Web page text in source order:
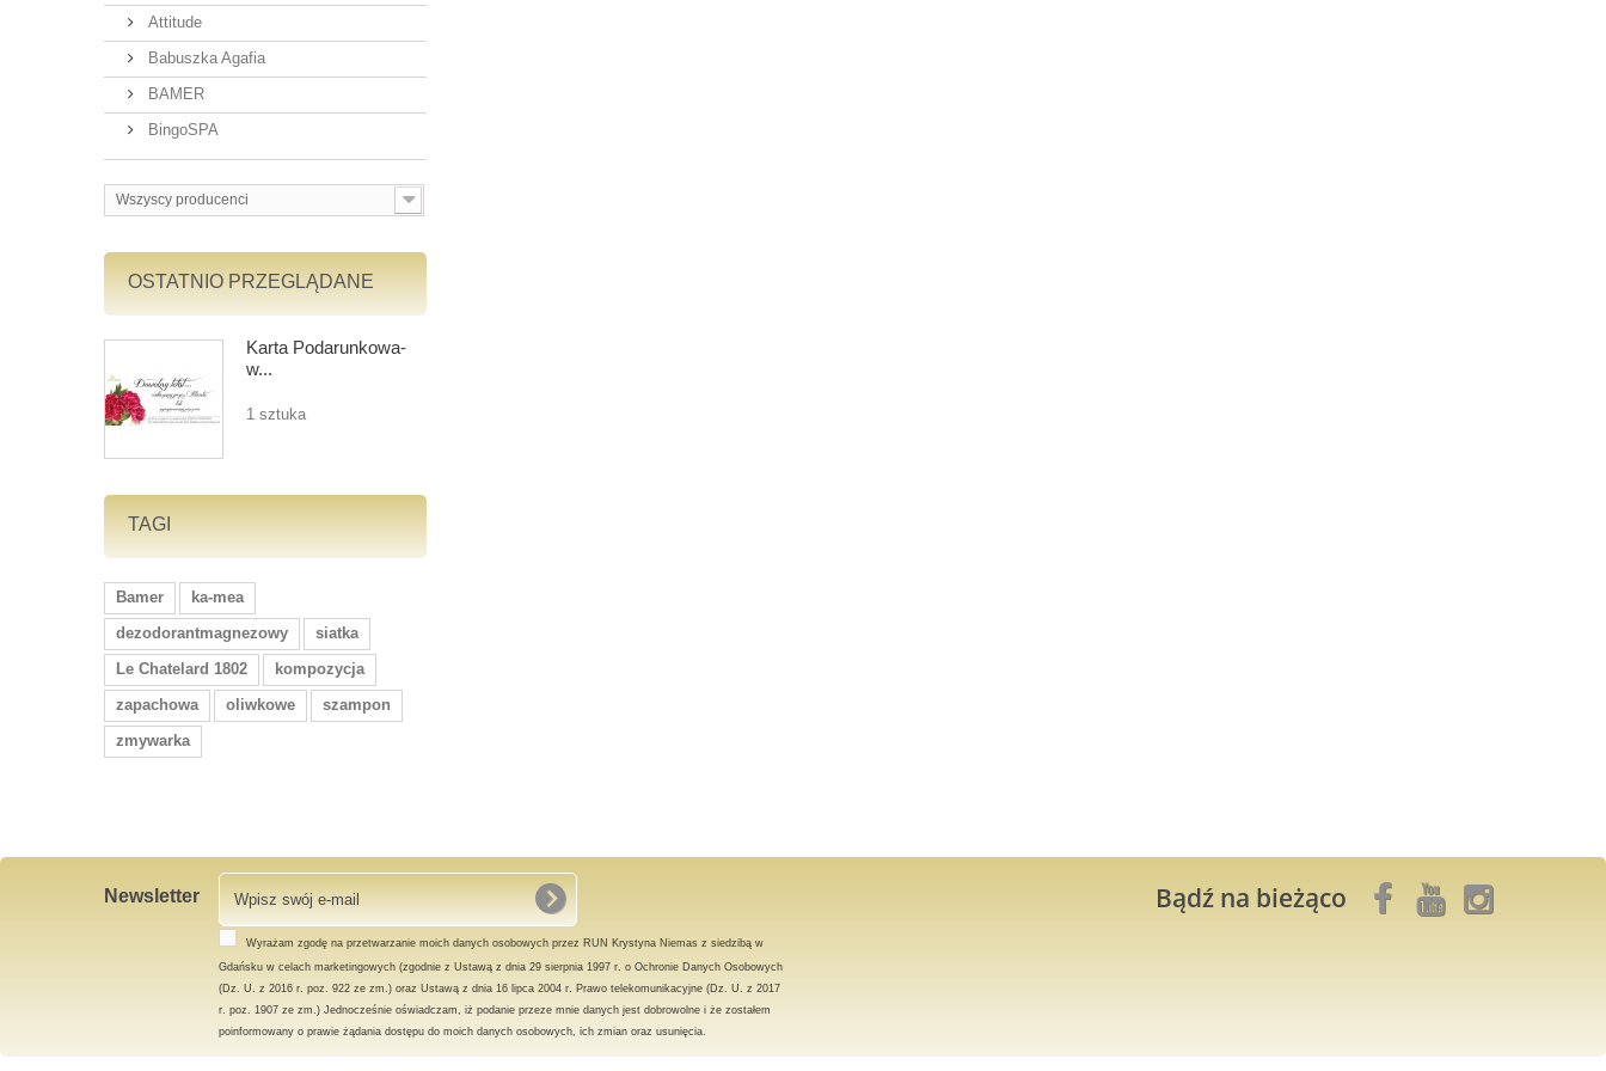
Attitude
Babuszka Agafia
BAMER
BingoSPA
Wszyscy producenci
OSTATNIO PRZEGLĄDANE
Karta Podarunkowa-
w...
1 sztuka
TAGI
Bamer
ka-mea
dezodorantmagnezowy
siatka
Le Chatelard 1802
kompozycja
zapachowa
oliwkowe
szampon
zmywarka
Newsletter
Wyrażam zgodę na przetwarzanie moich danych osobowych przez RUN Krystyna Niemas z siedzibą w
Gdańsku w celach marketingowych (zgodnie z Ustawą z dnia 29 sierpnia 1997 r. o Ochronie Danych Osobowych
(Dz. U. z 2016 r. poz. 922 ze zm.) oraz Ustawą z dnia 16 lipca 2004 r. Prawo telekomunikacyjne (Dz. U. z 2017
r. poz. 1907 ze zm.) Jednocześnie oświadczam, iż podanie przeze mnie danych jest dobrowolne i że zostałem
poinformowany o prawie żądania dostępu do moich danych osobowych, ich zmian oraz usunięcia.
Bądź na bieżąco